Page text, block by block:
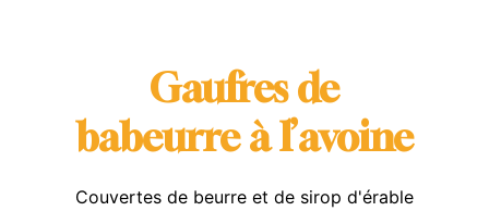
Gaufres de
babeurre à l’avoine
Couvertes de beurre et de sirop d'érable